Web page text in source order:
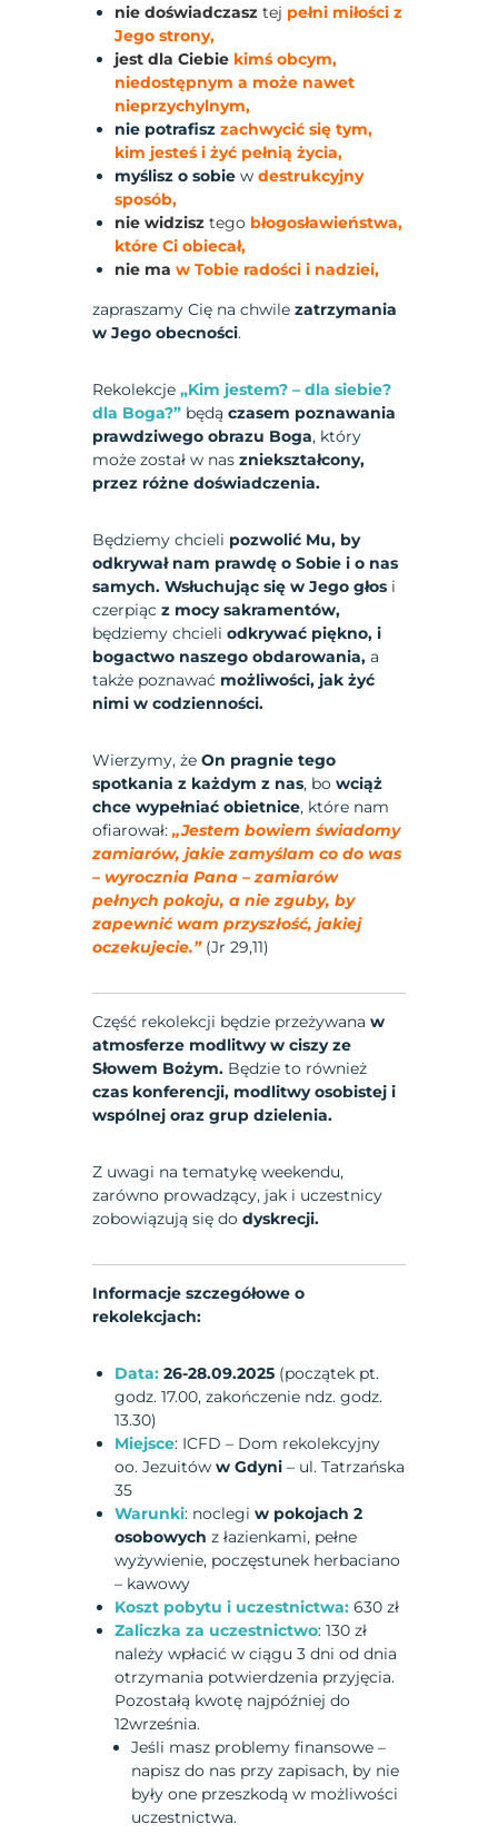
nie doświadczasz tej pełni miłości z
Jego strony,
jest dla Ciebie kimś obcym,
niedostępnym a może nawet
nieprzychylnym,
nie potrafisz zachwycić się tym,
kim jesteś i żyć pełnią życia,
myślisz o sobie wdestrukcyjny
sposób,
nie widzisz tego błogosławieństwa,
które Ci obiecał,
nie ma w Tobie radości i nadziei,
zapraszamy Cię na chwilezatrzymania
w Jego obecności.
Rekolekcje„Kim jestem? – dla siebie?
dla Boga?” będączasem poznawania
prawdziwego obrazu Boga, który
może został w naszniekształcony,
przez różne doświadczenia.
Będziemy chcieli pozwolić Mu, by
odkrywał nam prawdę o Sobie i o nas
samych. Wsłuchując się w Jego głos i
czerpiącz mocy sakramentów,
będziemy chcieliodkrywać piękno, i
bogactwo naszego obdarowania,a
także poznawać możliwości, jak żyć
nimi w codzienności.
Wierzymy, żeOn pragnie tego
spotkania z każdym z nas, bowciąż
chce wypełniać obietnice, które nam
ofiarował:„Jestem bowiem świadomy
zamiarów, jakie zamyślam co do was
– wyrocznia Pana – zamiarów
pełnych pokoju, a nie zguby, by
zapewnić wam przyszłość, jakiej
oczekujecie.”(Jr 29,11)
Część rekolekcji będzie przeżywanaw
atmosferze modlitwy w ciszy ze
Słowem Bożym. Będzie to również
czas konferencji, modlitwy osobistej i
wspólnej oraz grup dzielenia.
Z uwagi na tematykę weekendu,
zarówno prowadzący, jak i uczestnicy
zobowiązują się dodyskrecji.
Informacje szczegółowe o
rekolekcjach:
Data: 26-28.09.2025 (początek pt.
godz. 17.00, zakończenie ndz. godz.
13.30)
Miejsce: ICFD – Dom rekolekcyjny
oo. Jezuitóww Gdyni– ul. Tatrzańska
35
Warunki: noclegiw pokojach 2
osobowych z łazienkami, pełne
wyżywienie, poczęstunek herbaciano
– kawowy
Koszt pobytu i uczestnictwa:630 zł
Zaliczka za uczestnictwo: 130 zł
należy wpłacić w ciągu 3 dni od dnia
otrzymania potwierdzenia przyjęcia.
Pozostałą kwotę najpóźniej do
12września.
Jeśli masz problemy finansowe –
napisz do nas przy zapisach, by nie
były one przeszkodą w możliwości
uczestnictwa.